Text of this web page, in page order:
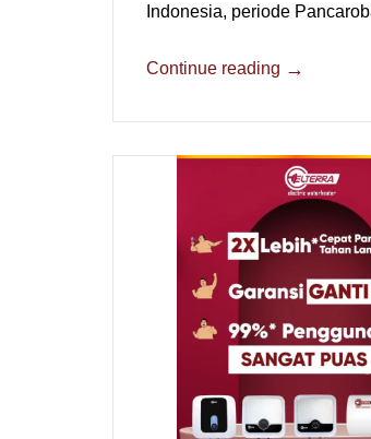
Indonesia, periode
Continue reading →